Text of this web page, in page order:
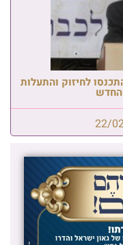
לחיזוק והתעלות
החדש
22/